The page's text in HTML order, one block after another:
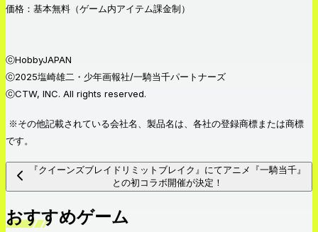
価格：基本無料（ゲーム内アイテム課金制）
ⓒHobbyJAPAN
ⓒ2025塩崎雄二・少年画報社/一騎当千パートナーズ
ⓒCTW, INC. All rights reserved.
※その他記載されている会社名、製品名は、各社の登録商標または商標
です。
『クイーンズブレイドリミットブレイク』にてアニメ『一騎当千』
との初コラボ開催が決定！
おすすめゲーム